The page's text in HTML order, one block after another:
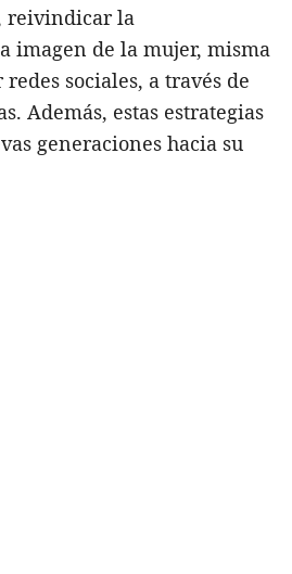
reivindicar la
imagen de la mujer, misma
sociales, a través de
Además, estas estrategias
generaciones hacia su